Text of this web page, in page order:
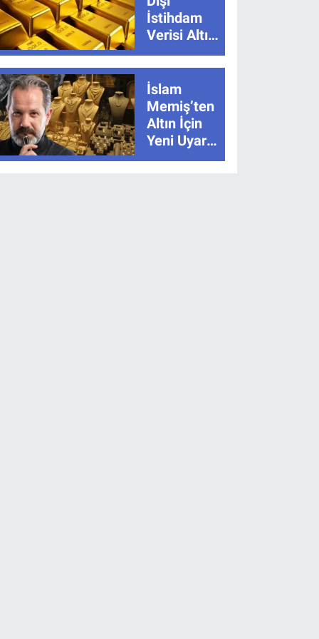
İstihdam
Verisi Altını
Nasıl
Etkiler?
Çok Basit
Anlatımla
Rehber
İslam
Memiş’ten
Altın İçin
Yeni Uyarı:
“Hikâye